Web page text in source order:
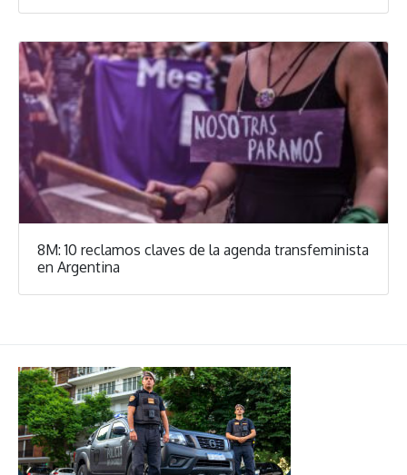
8M: 10 reclamos claves de la agenda transfeminista
en Argentina